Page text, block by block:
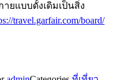
ยแบบดั้งเดิมเป็นสิ่ง
travel.garfair.com/board/